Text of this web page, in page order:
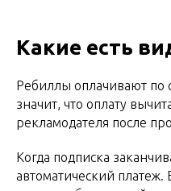
Какие есть
Ребиллы оплачивают по
значит, что оплату
рекламодателя после
Когда подписка
автоматический платеж.